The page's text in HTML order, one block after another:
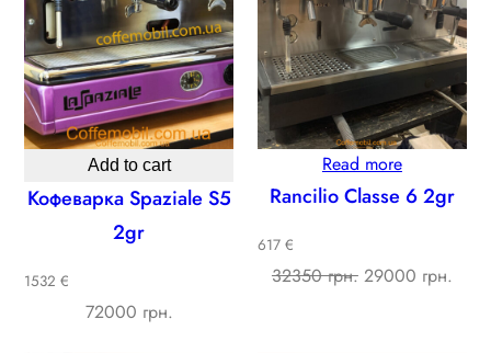
Add to cart
Кофеварка Spaziale S5
2gr
1532 €
72000 грн.
Read more
Rancilio Classe 6 2gr
617 €
32350 грн. Original
29000 грн.